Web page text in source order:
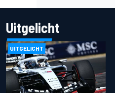
Uitgelicht
UITGELICHT